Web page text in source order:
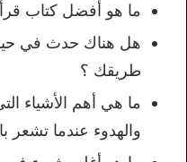
ما هو أفضل كتاب
هل هناك حدث في
طريقك ؟
ما هي أهم الأشياء
والهدوء عندما تشعر